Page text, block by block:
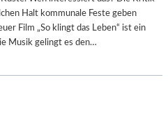
Halt kommunale Feste geben
Film „So klingt das Leben“ ist ein
Musik gelingt es den…